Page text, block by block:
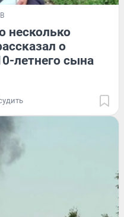
несколько
о
летнего сына